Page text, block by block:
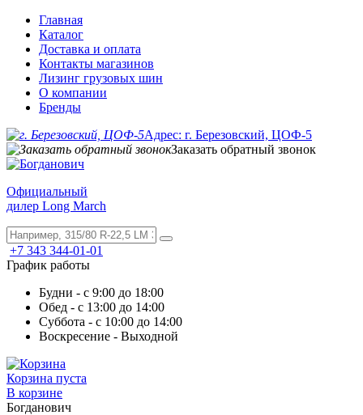
Главная
Каталог
Доставка и оплата
Контакты магазинов
Лизинг грузовых шин
О компании
Бренды
Адрес: г. Березовский, ЦОФ-5
Заказать обратный звонок
Официальный
дилер Long March
+7 343 344-01-01
График работы
Будни - с 9:00 до 18:00
Обед - с 13:00 до 14:00
Суббота - с 10:00 до 14:00
Воскресение - Выходной
Корзина пуста
В корзине
Богданович